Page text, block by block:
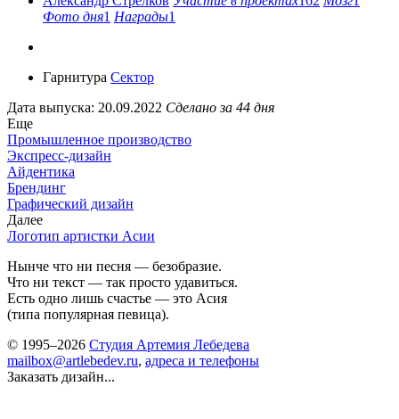
Фото дня1 Награды1
Гарнитура Сектор
Дата выпуска: 20.09.2022 Сделано за 44 дня
Еще
Промышленное производство
Экспресс-дизайн
Айдентика
Брендинг
Графический дизайн
Далее
Логотип артистки Асии
Нынче что ни песня — безобразие.
Что ни текст — так просто удавиться.
Есть одно лишь счастье — это Асия
(типа популярная певица).
© 1995–2026 Студия Артемия Лебедева
mailbox@artlebedev.ru, адреса и телефоны
Заказать дизайн...